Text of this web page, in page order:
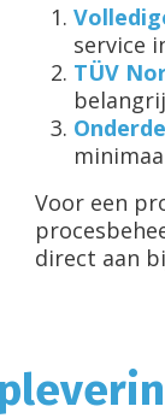
service
TÜV
Voor een
direct aan